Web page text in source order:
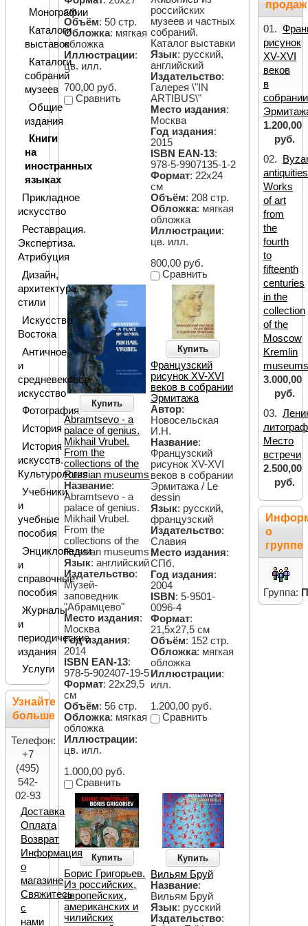
см
Объём: 50 стр.
Обложка: мягкая
обложка
Иллюстрации:
цв. илл.
700,00 руб.
Сравнить
российских
музеев и частных
собраний.
Каталог выставки
Язык: русский,
английский
Издательство:
Галерея \"IN
ARTIBUS\"
Место издания:
Москва
Год издания:
2015
ISBN EAN-13:
978-5-9907135-1-2
Формат: 22х24
см
Объём: 208 стр.
Обложка: мягкая
обложка
Иллюстрации:
цв. илл.
800,00 руб.
Сравнить
Купить
Abramtsevo - a
palace of genius.
Mikhail Vrubel.
From the
collections of the
Russian museums
Название:
Abramtsevo - a
palace of genius.
Mikhail Vrubel.
From the
collections of the
Russian museums
Язык: английский
Издательство:
Музей-
заповедник
"Абрамцево"
Место издания:
Москва
Год издания:
2014
ISBN EAN-13:
978-5-902407-19-5
Формат: 22х29,5
см
Объём: 56 стр.
Обложка: мягкая
обложка
Иллюстрации:
цв. илл.
1.000,00 руб.
Сравнить
Купить
Французский
рисунок XV-XVI
веков в собрании
Эрмитажа
Автор:
Новосельская
И.Н.
Название:
Французский
рисунок XV-XVI
веков в собрании
Эрмитажа / Le
dessin
Язык: русский,
французский
Издательство:
Славия
Место издания:
СПб.
Год издания:
2004
ISBN : 5-9501-
0096-4
Формат:
21,5х27,5 см
Объём: 152 стр.
Обложка: мягкая
обложка
Иллюстрации:
илл.
1.200,00 руб.
Сравнить
Купить
Борис Григорьев.
Из российских,
европейских,
американских и
чилийских
Купить
Вильям Бруй
Название:
Вильям Бруй
Язык: русский
Издательство:
Монографии
Каталоги
выставок
Каталоги
собраний
музеев
Общие
издания
Книги
на
иностранных
языках
Прикладное
искусство
Реставрация.
Экспертиза.
Атрибуция
Дизайн,
архитектура,
стили
Искусство
Востока
Античное
и
средневековое
искусство
Фотография
История
История
искусств.
Культурология
Учебники
и
учебные
пособия
Энциклопедии
и
справочные
пособия
Журналы
и
периодические
издания
Услуги
Узнайте
больше
Телефон:
+7
(495)
542-
02-93
Доставка
Оплата
Возврат
Информация
о
магазине
Свяжитесь
с
нами
продаж
01.
рисунок
XV-XVI
веков
в
собрании
1.200,00
руб.
02.
Works
of art
from
the
fourth
to
fifteenth
centuries
in the
collection
of the
Moscow
Kremlin
3.000,00
руб.
03.
Место
встречи
2.500,00
руб.
о
группе
Группа: